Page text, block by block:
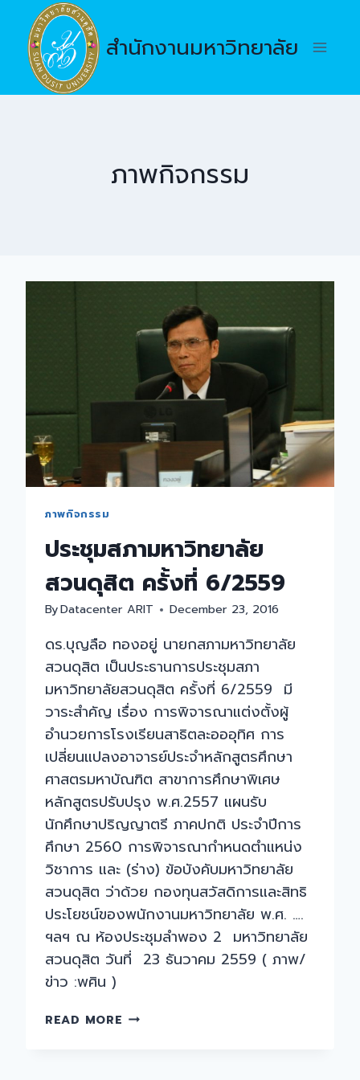
content
สำนักงานมหาวิทยาลัย
ภาพกิจกรรม
ภาพกิจกรรม
ประชุมสภามหาวิทยาลัย
สวนดุสิต ครั้งที่ 6/2559
ByDatacenter ARIT December 23, 2016
ดร.บุญลือ ทองอยู่ นายกสภามหาวิทยาลัย
สวนดุสิต เป็นประธานการประชุมสภา
มหาวิทยาลัยสวนดุสิต ครั้งที่ 6/2559 มี
วาระสำคัญ เรื่อง การพิจารณาแต่งตั้งผู้
อำนวยการโรงเรียนสาธิตละอออุทิศ การ
เปลี่ยนแปลงอาจารย์ประจำหลักสูตรศึกษา
ศาสตรมหาบัณฑิต สาขาการศึกษาพิเศษ
หลักสูตรปรับปรุง พ.ศ.2557 แผนรับ
นักศึกษาปริญญาตรี ภาคปกติ ประจำปีการ
ศึกษา 2560 การพิจารณากำหนดตำแหน่ง
วิชาการ และ (ร่าง) ข้อบังคับมหาวิทยาลัย
สวนดุสิต ว่าด้วย กองทุนสวัสดิการและสิทธิ
ประโยชน์ของพนักงานมหาวิทยาลัย พ.ศ. ….
ฯลฯ ณ ห้องประชุมลำพอง 2 มหาวิทยาลัย
สวนดุสิต วันที่ 23 ธันวาคม 2559 ( ภาพ/
ข่าว :พศิน )
READ MORE ประชุม